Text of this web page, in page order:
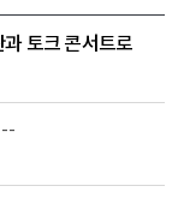
토크 콘서트로
--